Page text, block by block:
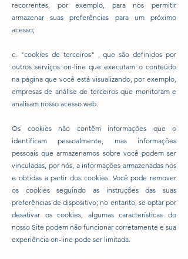
recorrentes, por exemplo, para nos permitir
armazenar suas preferências para um próximo
acesso;
c. "cookies de terceiros" , que são definidos por
outros serviços on-line que executam o conteúdo
na página que você está visualizando, por exemplo,
empresas de análise de terceiros que monitoram e
analisam nosso acesso web.
Os cookies não contêm informações que o
identificam pessoalmente, mas informações
pessoais que armazenamos sobre você podem ser
vinculadas, por nós, a informações armazenadas nos
e obtidas a partir dos cookies. Você pode remover
os cookies seguindo as instruções das suas
preferências de dispositivo; no entanto, se optar por
desativar os cookies, algumas características do
nosso Site podem não funcionar corretamente e sua
experiência on-line pode ser limitada.